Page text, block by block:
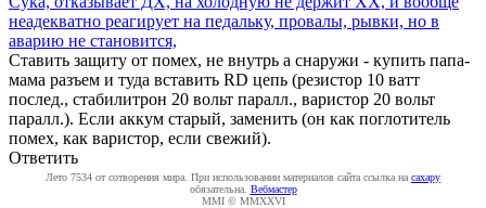
неадекватно реагирует на педальку, провалы, рывки, но в
аварию не становится,
Ставить защиту от помех, не внутрь а снаружи - купить папа-
мама разъем и туда вставить RD цепь (резистор 10 ватт
послед., стабилитрон 20 вольт паралл., варистор 20 вольт
паралл.). Если аккум старый, заменить (он как поглотитель
помех, как варистор, если свежий).
Ответить
Лето 7534 от сотворения мира. При использовании материалов сайта ссылка на caxapу
обязательна. Вебмастер
MMI © MMXXVI